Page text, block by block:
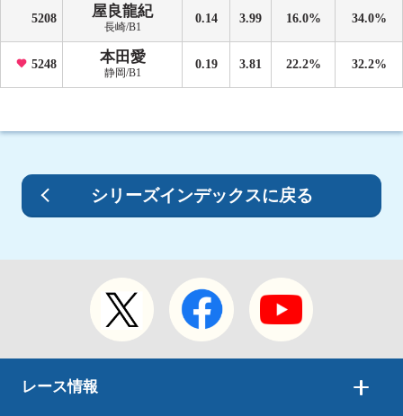
5208 屋良龍紀
長崎/B1
0.14 3.99 16.0% 34.0%
5248 本田愛
静岡/B1
0.19 3.81 22.2% 32.2%
シリーズインデックスに戻る
レース情報